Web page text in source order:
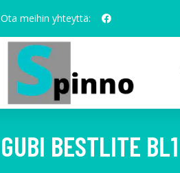
Ota meihin yhteyttä:
GUBI BESTLITE